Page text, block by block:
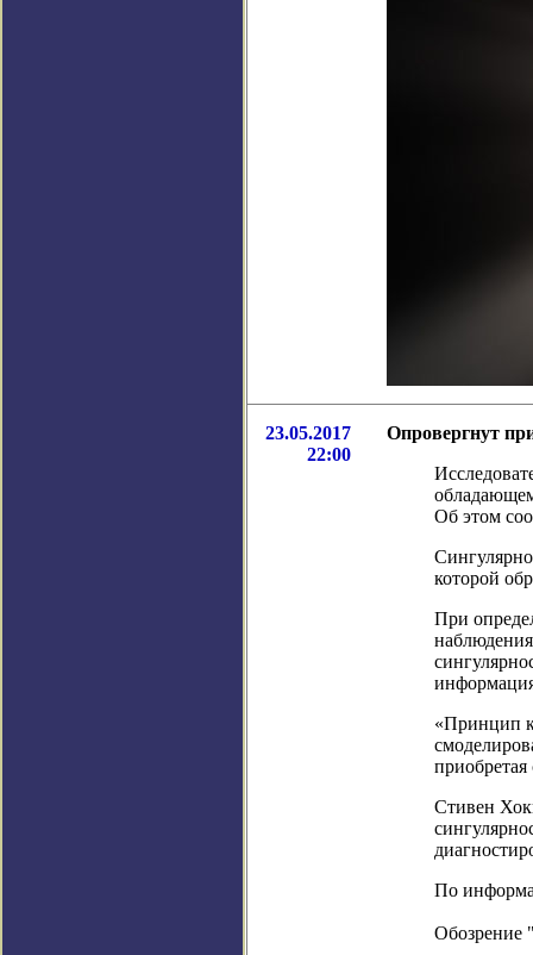
23.05.2017
22:00
Опровергнут
Об этом
которой
При
«Принцип
Стивен
По
Обозрение